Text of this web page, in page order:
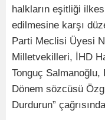
halkların eşitliği
edilmesine karşı
Parti Meclisi Üyesi
Milletvekilleri, İHD
Tonguç Salmanoğlu,
Dönem sözcüsü
Durdurun”